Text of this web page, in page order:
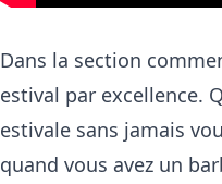
Dans la section
estival par excellence.
estivale sans jamais
quand vous avez un